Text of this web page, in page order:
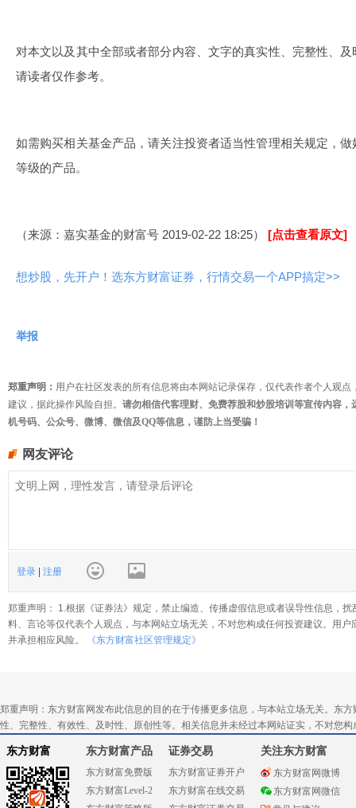
对本文以及其中全部或者部分内容、文字的真实性、完整性、
请读者仅作参考。
如需购买相关基金产品，请关注投资者适当性管理相关规定，
等级的产品。
（来源：嘉实基金的财富号 2019-02-22 18:25） [点击查看原文]
想炒股，先开户！选东方财富证券，行情交易一个APP搞定>>
举报
郑重声明： 用户在社区发表的所有信息将由本网站记录保存，仅代表作者个人观
建议，据此操作风险自担。 请勿相信代客理财、免费荐股和炒股培训等宣传内容
机号码、公众号、微博、微信及QQ等信息，谨防上当受骗！
网友评论
登录 注册
郑重声明： 1.根据《证券法》规定，禁止编造、传播虚假信息或者误导性信息，
料、言论等仅代表个人观点，与本网站立场无关，不对您构成任何投资建议。用
并承担相应风险。
《东方财富社区管理规定》
郑重声明：东方财富网发布此信息的目的在于传播更多信息，与本站立场无关。东
性、完整性、有效性、及时性、原创性等。相关信息并未经过本网站证实，不对您
东方财富 东方财富产品
东方财富免费版
东方财富Level-2
证券交易
东方财富证券开户
东方财富在线交易
关注东方财富
东方财富网微博
东方财富网微信